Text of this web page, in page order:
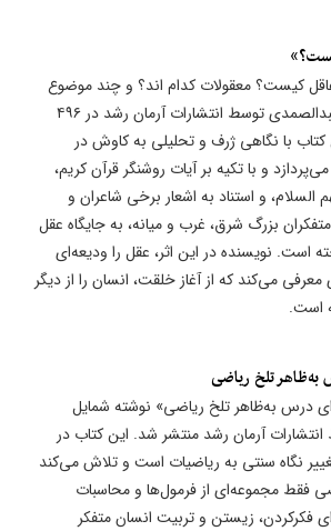
کیست؟ معقولات کدام اند؟ و چند موضوع
عقلی» نوشته محمد عبدالصمدی توسط انتشارات آرمان رشد در ۴۹۶
با نگاهی ژرف و تحلیلی به کاوش در
و با تکیه بر آیات روشنگر قرآن کریم،
و استناد به اشعار برخی شاعران و
بزرگ شرق، غرب و میانه، به جایگاه عقل
است. نویسنده در این اثر، عقل را ودیعه‌ای
می‌کند که از آغاز خلقت، انسان را از دیگر
است.
تلخ ریاضی
درس به‌ظاهر تلخ ریاضی» نوشته شمایل
انتشارات آرمان رشد منتشر شد. این کتاب در
تغییر نگاه سنتی به ریاضیات است و تلاش می‌کند
فقط مجموعه‌ای از فرمول‌ها و محاسبات
فکرکردن، زیستن و تربیت انسان متفکر